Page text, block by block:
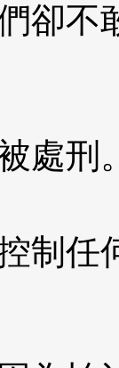
卻不
處刑
制任